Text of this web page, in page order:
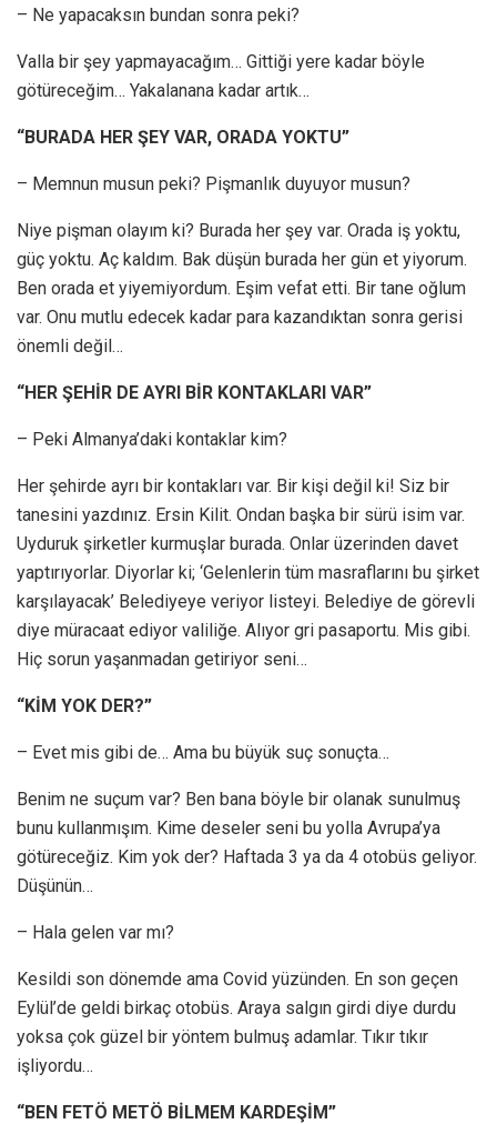
– Ne yapacaksın bundan sonra peki?
Valla bir şey yapmayacağım… Gittiği yere kadar böyle
götüreceğim… Yakalanana kadar artık…
“BURADA HER ŞEY VAR, ORADA YOKTU”
– Memnun musun peki? Pişmanlık duyuyor musun?
Niye pişman olayım ki? Burada her şey var. Orada iş yoktu,
güç yoktu. Aç kaldım. Bak düşün burada her gün et yiyorum.
Ben orada et yiyemiyordum. Eşim vefat etti. Bir tane oğlum
var. Onu mutlu edecek kadar para kazandıktan sonra gerisi
önemli değil…
“HER ŞEHİR DE AYRI BİR KONTAKLARI VAR”
– Peki Almanya’daki kontaklar kim?
Her şehirde ayrı bir kontakları var. Bir kişi değil ki! Siz bir
tanesini yazdınız. Ersin Kilit. Ondan başka bir sürü isim var.
Uyduruk şirketler kurmuşlar burada. Onlar üzerinden davet
yaptırıyorlar. Diyorlar ki; ‘Gelenlerin tüm masraflarını bu şirket
karşılayacak’ Belediyeye veriyor listeyi. Belediye de görevli
diye müracaat ediyor valiliğe. Alıyor gri pasaportu. Mis gibi.
Hiç sorun yaşanmadan getiriyor seni…
“KİM YOK DER?”
– Evet mis gibi de… Ama bu büyük suç sonuçta…
Benim ne suçum var? Ben bana böyle bir olanak sunulmuş
bunu kullanmışım. Kime deseler seni bu yolla Avrupa’ya
götüreceğiz. Kim yok der? Haftada 3 ya da 4 otobüs geliyor.
Düşünün…
– Hala gelen var mı?
Kesildi son dönemde ama Covid yüzünden. En son geçen
Eylül’de geldi birkaç otobüs. Araya salgın girdi diye durdu
yoksa çok güzel bir yöntem bulmuş adamlar. Tıkır tıkır
işliyordu…
“BEN FETÖ METÖ BİLMEM KARDEŞİM”